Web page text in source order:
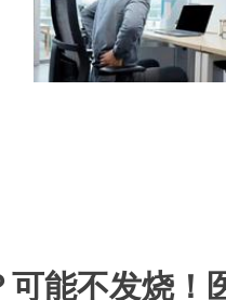
可能不发烧！